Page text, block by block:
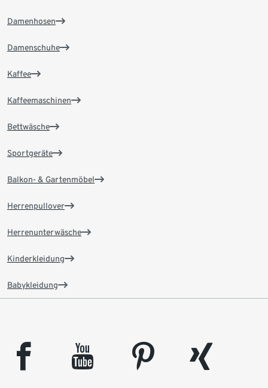
Damenhosen
Damenschuhe
Kaffee
Kaffeemaschinen
Bettwäsche
Sportgeräte
Balkon- & Gartenmöbel
Herrenpullover
Herrenunterwäsche
Kinderkleidung
Babykleidung
facebook youtube pinterest
xing